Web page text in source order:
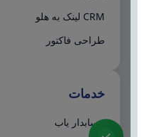
CRM لینک به هلو
طراحی فاکتور
خدمات
حسابدار یاب